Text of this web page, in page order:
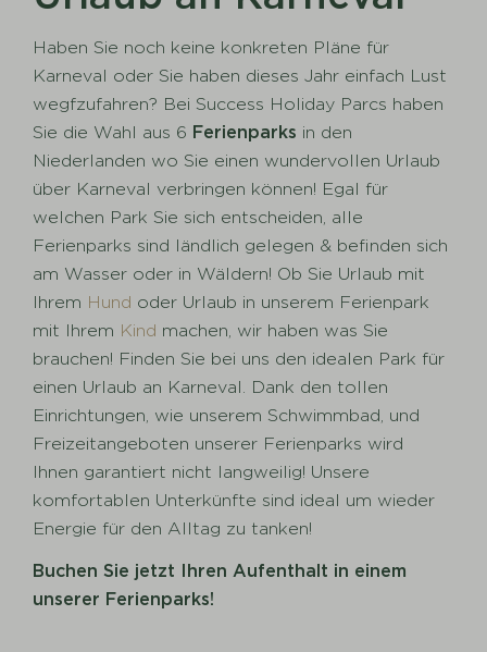
Haben Sie noch keine konkreten Pläne für
Karneval oder Sie haben dieses Jahr einfach Lust
wegfzufahren? Bei Success Holiday Parcs haben
Sie die Wahl aus 6 Ferienparks in den
Niederlanden wo Sie einen wundervollen Urlaub
über Karneval verbringen können! Egal für
welchen Park Sie sich entscheiden, alle
Ferienparks sind ländlich gelegen & befinden sich
am Wasser oder in Wäldern! Ob Sie Urlaub mit
Ihrem Hund oder Urlaub in unserem Ferienpark
mit Ihrem Kind machen, wir haben was Sie
brauchen! Finden Sie bei uns den idealen Park für
einen Urlaub an Karneval. Dank den tollen
Einrichtungen, wie unserem Schwimmbad, und
Freizeitangeboten unserer Ferienparks wird
Ihnen garantiert nicht langweilig! Unsere
komfortablen Unterkünfte sind ideal um wieder
Energie für den Alltag zu tanken!
Buchen Sie jetzt Ihren Aufenthalt in einem
unserer Ferienparks!